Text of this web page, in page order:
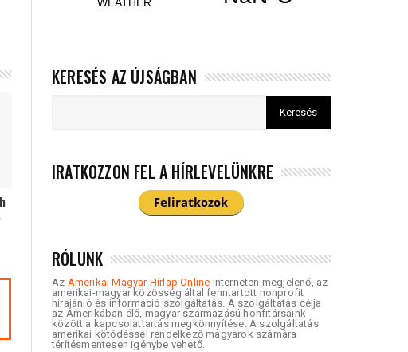
KERESÉS AZ ÚJSÁGBAN
IRATKOZZON FEL A HÍRLEVELÜNKRE
RÓLUNK
Az Amerikai Magyar Hírlap Online interneten megjelenő, az
amerikai-magyar közösség által fenntartott nonprofit
hírajánló és információ szolgáltatás. A szolgáltatás célja
az Amerikában élő, magyar származású honfitársaink
között a kapcsolattartás megkönnyítése. A szolgáltatás
amerikai kötődéssel rendelkező magyarok számára
térítésmentesen igénybe vehető.